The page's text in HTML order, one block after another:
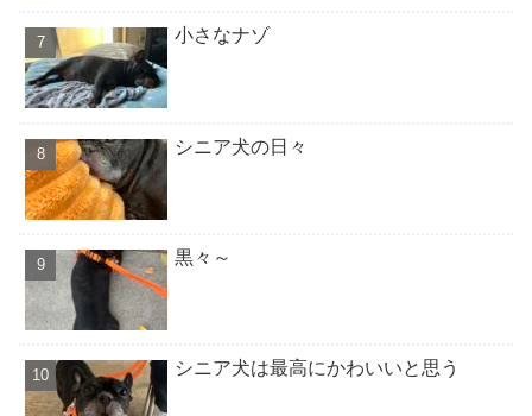
小さなナゾ
シニア犬の日々
黒々～
シニア犬は最高にかわいいと思う